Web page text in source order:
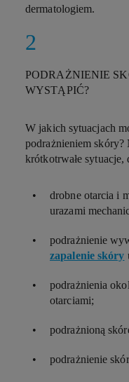
dermatologiem.
PODRAŻNIENIE
WYSTĄPIĆ?
W jakich sytuacjach
podrażnieniem skóry?
krótkotrwałe
drobne otarcia i
urazami
podrażnienie
zapalenie skóry
podrażnienia
otarciami;
podrażnioną
podrażnienie